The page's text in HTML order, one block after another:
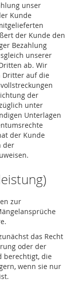
unser
Kunde
der Kunde den
Bezahlung
unserer
ab. Wir
Dritter auf die
der
unter
Unterlagen
der Kunde
der
zur
das Recht
oder der
berechtigt, die
wenn sie nur